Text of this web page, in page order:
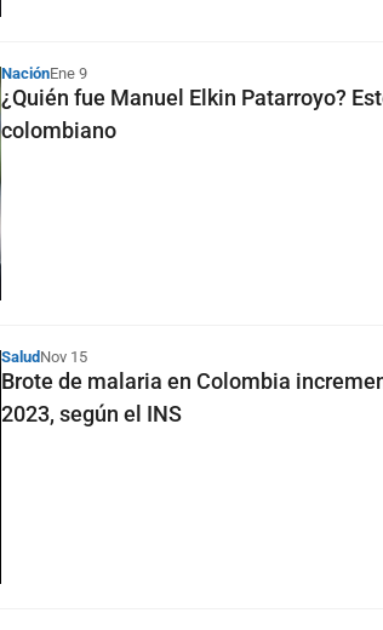
NaciónEne 9
¿Quién fue Manuel Elkin Patarroyo?
colombiano
Salud Nov 15
Brote de malaria en Colombia
2023, según el INS